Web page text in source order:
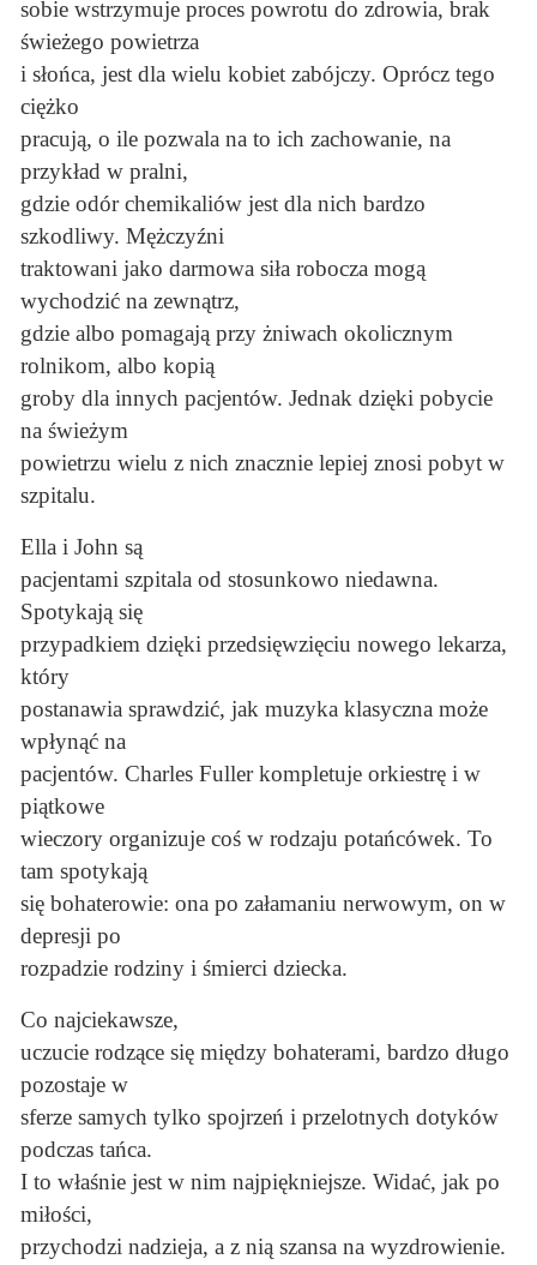
sobie wstrzymuje proces powrotu do zdrowia, brak
świeżego powietrza
i słońca, jest dla wielu kobiet zabójczy. Oprócz tego
ciężko
pracują, o ile pozwala na to ich zachowanie, na
przykład w pralni,
gdzie odór chemikaliów jest dla nich bardzo
szkodliwy. Mężczyźni
traktowani jako darmowa siła robocza mogą
wychodzić na zewnątrz,
gdzie albo pomagają przy żniwach okolicznym
rolnikom, albo kopią
groby dla innych pacjentów. Jednak dzięki pobycie
na świeżym
powietrzu wielu z nich znacznie lepiej znosi pobyt w
szpitalu.
Ella i John są
pacjentami szpitala od stosunkowo niedawna.
Spotykają się
przypadkiem dzięki przedsięwzięciu nowego lekarza,
który
postanawia sprawdzić, jak muzyka klasyczna może
wpłynąć na
pacjentów. Charles Fuller kompletuje orkiestrę i w
piątkowe
wieczory organizuje coś w rodzaju potańcówek. To
tam spotykają
się bohaterowie: ona po załamaniu nerwowym, on w
depresji po
rozpadzie rodziny i śmierci dziecka.
Co najciekawsze,
uczucie rodzące się między bohaterami, bardzo długo
pozostaje w
sferze samych tylko spojrzeń i przelotnych dotyków
podczas tańca.
I to właśnie jest w nim najpiękniejsze. Widać, jak po
miłości,
przychodzi nadzieja, a z nią szansa na wyzdrowienie.